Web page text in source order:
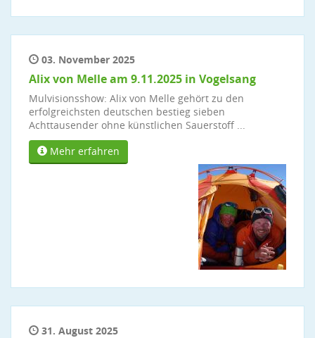
03. November 2025
Alix von Melle am 9.11.2025 in Vogelsang
Mulvisionsshow: Alix von Melle gehört zu den
erfolgreichsten deutschen bestieg sieben
Achttausender ohne künstlichen Sauerstoff ...
Mehr erfahren
31. August 2025